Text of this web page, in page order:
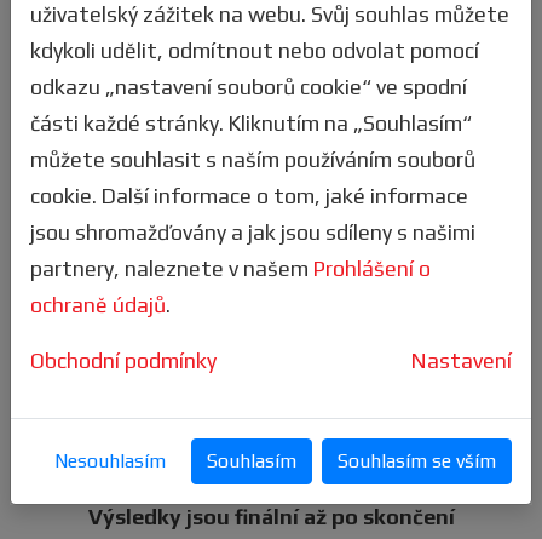
startovního čísla závodníka. Pokud ve
výsledcích najdeš nějakou nesrovnalost,
napišnáma my to prověříme.
TIP: Vytvoř siuživatelský účeta stáhni si
naši mobilní aplikaci. Získáš takspoustu
výhod, vč. snadnějšího přihlášení.sbírat
odznaky.
Sleduj ty nejlepší výkony v
už při průběhu samotného závodu a jsou
neustále aktualizovány!
Výsledky jsou finální až po skončení
uživatelský zážitek na webu. Svůj souhlas můžete
kdykoli udělit, odmítnout nebo odvolat pomocí
odkazu „nastavení souborů cookie“ ve spodní
části každé stránky. Kliknutím na „Souhlasím“
můžete souhlasit s naším používáním souborů
cookie. Další informace o tom, jaké informace
jsou shromažďovány a jak jsou sdíleny s našimi
partnery, naleznete v našem Prohlášení o
ochraně údajů.
Obchodní podmínky Nastavení
Nesouhlasím Souhlasím Souhlasím se vším